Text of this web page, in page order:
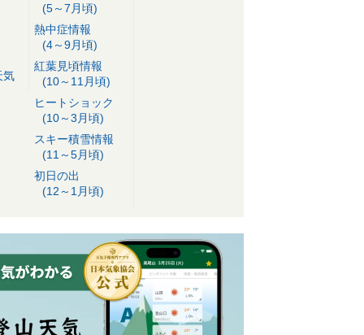
気
(5～7月頃)
熱中症情報
(4～9月頃)
紅葉見頃情報
(10～11月頃)
ヒートショック
(10～3月頃)
スキー積雪情報
(11～5月頃)
初日の出
(12～1月頃)